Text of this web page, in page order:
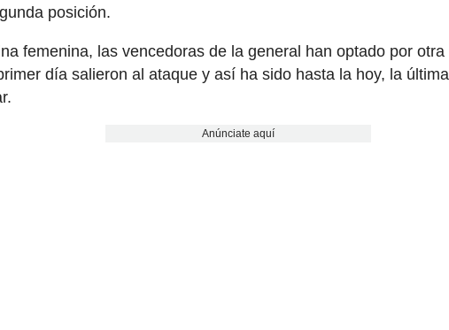
posición.
femenina, las vencedoras de la general han optado por
día salieron al ataque y así ha sido hasta la hoy, la
Anúnciate aquí